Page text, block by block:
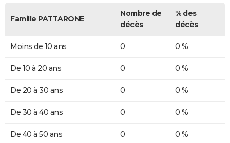
Famille PATTARONE
Nombre de
décès
% des
décès
Moins de 10 ans 0 0 %
De 10 à 20 ans 0 0 %
De 20 à 30 ans 0 0 %
De 30 à 40 ans 0 0 %
De 40 à 50 ans 0 0 %